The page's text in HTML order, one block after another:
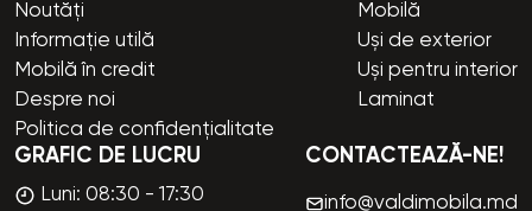
Noutăți
Informație utilă
Mobilă în credit
Despre noi
Politica de confidențialitate
Mobilă
Uși de exterior
Uși pentru interior
Laminat
GRAFIC DE LUCRU
Luni: 08:30 - 17:30
CONTACTEAZĂ-NE!
info@valdimobila.md